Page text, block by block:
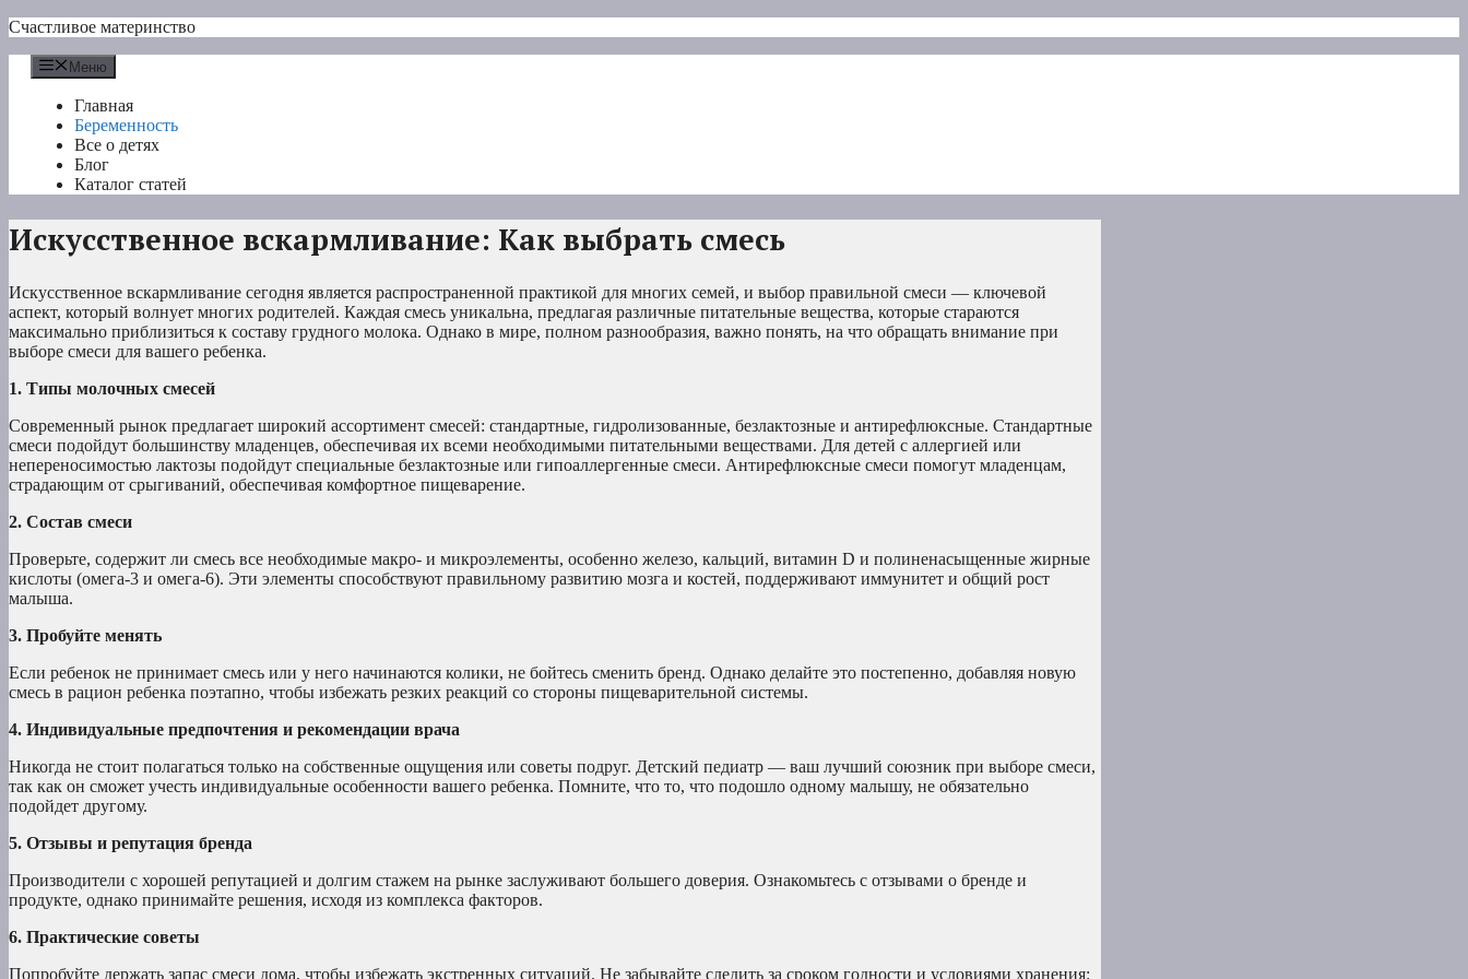
Перейти
содержимому
Счастливое материнство
Меню
Главная
Беременность
Все о детях
Блог
Каталог статей
Искусственное вскармливание: Как выбрать смесь
Искусственное вскармливание сегодня является распространенной практикой для многих семей, и выбор правильной смеси — ключевой
аспект, который волнует многих родителей. Каждая смесь уникальна, предлагая различные питательные вещества, которые стараются
максимально приблизиться к составу грудного молока. Однако в мире, полном разнообразия, важно понять, на что обращать внимание при
выборе смеси для вашего ребенка.
1. Типы молочных смесей
Современный рынок предлагает широкий ассортимент смесей: стандартные, гидролизованные, безлактозные и антирефлюксные. Стандартные
смеси подойдут большинству младенцев, обеспечивая их всеми необходимыми питательными веществами. Для детей с аллергией или
непереносимостью лактозы подойдут специальные безлактозные или гипоаллергенные смеси. Антирефлюксные смеси помогут младенцам,
страдающим от срыгиваний, обеспечивая комфортное пищеварение.
2. Состав смеси
Проверьте, содержит ли смесь все необходимые макро- и микроэлементы, особенно железо, кальций, витамин D и полиненасыщенные жирные
кислоты (омега-3 и омега-6). Эти элементы способствуют правильному развитию мозга и костей, поддерживают иммунитет и общий рост
малыша.
3. Пробуйте менять
Если ребенок не принимает смесь или у него начинаются колики, не бойтесь сменить бренд. Однако делайте это постепенно, добавляя новую
смесь в рацион ребенка поэтапно, чтобы избежать резких реакций со стороны пищеварительной системы.
4. Индивидуальные предпочтения и рекомендации врача
Никогда не стоит полагаться только на собственные ощущения или советы подруг. Детский педиатр — ваш лучший союзник при выборе смеси,
так как он сможет учесть индивидуальные особенности вашего ребенка. Помните, что то, что подошло одному малышу, не обязательно
подойдет другому.
5. Отзывы и репутация бренда
Производители с хорошей репутацией и долгим стажем на рынке заслуживают большего доверия. Ознакомьтесь с отзывами о бренде и
продукте, однако принимайте решения, исходя из комплекса факторов.
6. Практические советы
Попробуйте держать запас смеси дома, чтобы избежать экстренных ситуаций. Не забывайте следить за сроком годности и условиями хранения: